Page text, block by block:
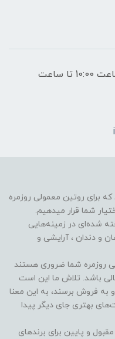
ساعات کاری: شنبه تا پنجشنبه از ساعت 10:00 تا ساعت
که برای روتین معمولی روزمره
شما قرار میدهیم.
شده‌ای در زمینه‌هایی
و دندان ، آرایشی و
روزمره شما ضروری هستند
باشد. تلاش ما این است
به فروش برسند، به این معنا
بهتری جای دیگر پیدا
و پایین برای برندهای